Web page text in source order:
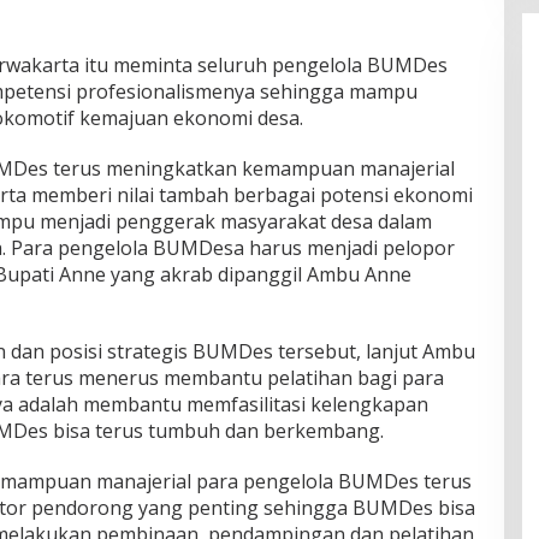
itu meminta seluruh pengelola BUMDes
profesionalismenya sehingga mampu
kemajuan ekonomi desa.
terus meningkatkan kemampuan manajerial
memberi nilai tambah berbagai potensi ekonomi
menjadi penggerak masyarakat desa dalam
pengelola BUMDesa harus menjadi pelopor
Anne yang akrab dipanggil Ambu Anne
posisi strategis BUMDes tersebut, lanjut Ambu
terus menerus membantu pelatihan bagi para
adalah membantu memfasilitasi kelengkapan
bisa terus tumbuh dan berkembang.
manajerial para pengelola BUMDes terus
pendorong yang penting sehingga BUMDes bisa